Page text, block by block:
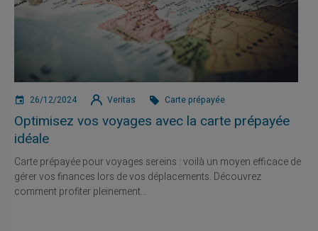
26/12/2024 Veritas Carte prépayée
Optimisez vos voyages avec la carte prépayée
idéale
Carte prépayée pour voyages sereins : voilà un moyen efficace de
gérer vos finances lors de vos déplacements. Découvrez
comment profiter pleinement...